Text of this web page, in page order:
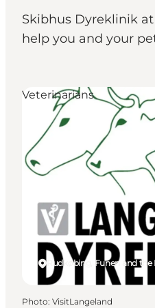
Skibhus Dyreklinik
help you and your
Rudkøbing, Funen and the
Veterinarians
Photo: VisitLangeland